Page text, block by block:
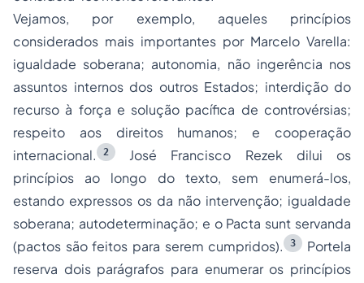
Vejamos, por exemplo, aqueles princípios
considerados mais importantes por Marcelo Varella:
igualdade soberana; autonomia, não ingerência nos
assuntos internos dos outros Estados; interdição do
recurso à força e solução pacífica de controvérsias;
respeito aos direitos humanos; e cooperação
internacional.
2
José Francisco Rezek dilui os
princípios ao longo do texto, sem enumerá-los,
estando expressos os da não intervenção; igualdade
soberana; autodeterminação; e o Pacta sunt servanda
(pactos são feitos para serem cumpridos). 3
Portela
reserva dois parágrafos para enumerar os princípios